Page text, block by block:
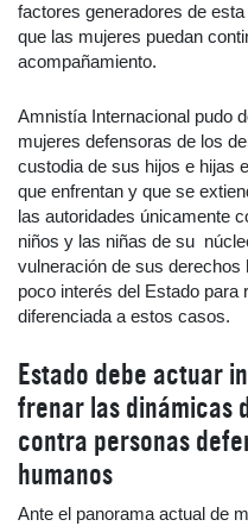
factores generadores de
que las mujeres puedan
acompañamiento.
Amnistía Internacional pudo
mujeres defensoras de los
custodia de sus hijos e hijas
que enfrentan y que se
las autoridades únicamente
niños y las niñas de su
vulneración de sus
poco interés del Estado para
diferenciada a estos casos.
Estado debe actuar
frenar las dinámicas
contra personas
humanos
Ante el panorama actual de